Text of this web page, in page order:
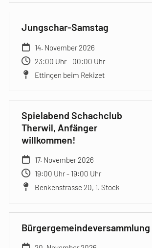
Jungschar-Samstag
14. November 2026
23:00 Uhr - 00:00 Uhr
Ettingen beim Rekizet
Spielabend Schachclub
Therwil, Anfänger
willkommen!
17. November 2026
19:00 Uhr - 19:00 Uhr
Benkenstrasse 20, 1. Stock
Bürgergemeindeversammlung